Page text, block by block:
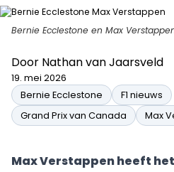
Bernie Ecclestone en Max
Door Nathan van Jaarsveld
19. mei 2026
Bernie Ecclestone
F1 nieuws
Grand Prix van Canada
Max
Max Verstappen heeft